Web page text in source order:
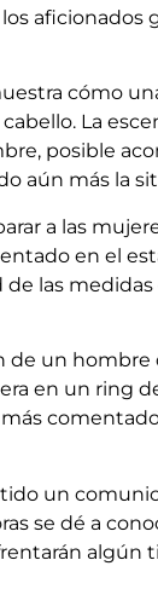
aficionados
cómo
La
posible
aún más la
a las
en el
las
de un hombre
en un ring
un
se dé a
algún